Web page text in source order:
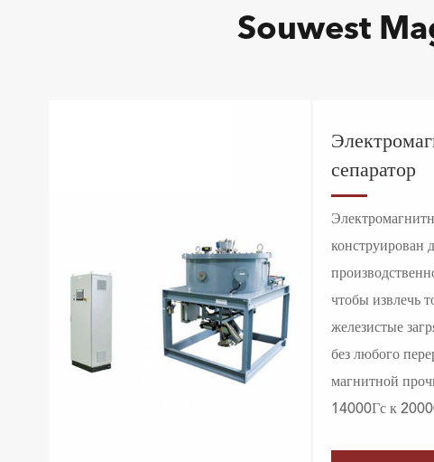
Souwest
сепаратор
конструирован
чтобы извлечь
железистые
без любого
магнитной
14000Гс к